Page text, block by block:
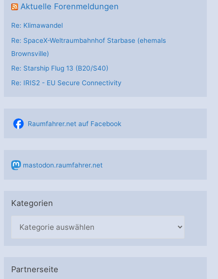
Aktuelle Forenmeldungen
Re: Klimawandel
Re: SpaceX-Weltraumbahnhof Starbase (ehemals
Brownsville)
Re: Starship Flug 13 (B20/S40)
Re: IRIS2 - EU Secure Connectivity
Raumfahrer.net auf Facebook
mastodon.raumfahrer.net
Kategorien
g
Partnerseite